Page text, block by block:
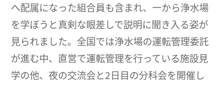
へ配属になった組合員も含まれ、一から浄水場
を学ぼうと真剣な眼差しで説明に聞き入る姿が
見られました。全国では浄水場の運転管理委託
が進む中、直営で運転管理を行っている施設見
学の他、夜の交流会と2日目の分科会を開催し